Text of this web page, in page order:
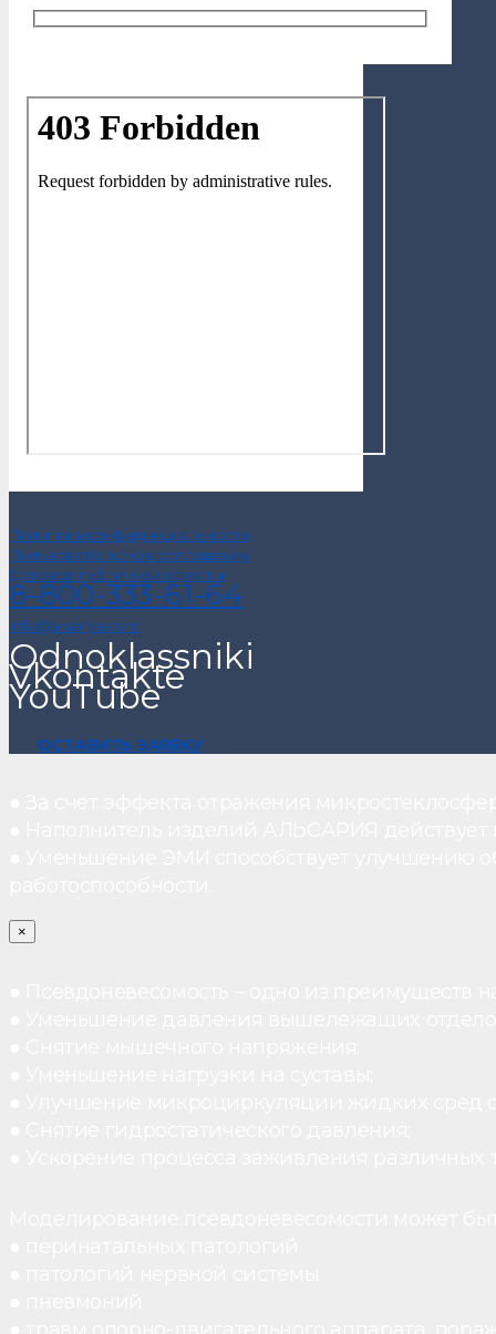
Политика конфиденциальности
Пользовательское соглашение
Договор публичной оферты
8-800-333-61-64
info@alsariya.com
Odnoklassniki
Vkontakte
YouTube
ОСТАВИТЬ ЗАЯВКУ
×